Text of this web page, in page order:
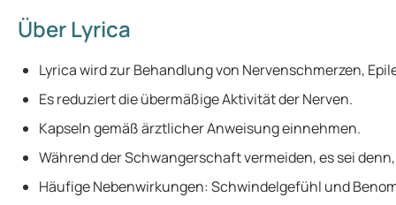
Über Lyrica
Lyrica wird zur Behandlung von Nervenschmerzen,
Es reduziert die übermäßige Aktivität der Nerven.
Kapseln gemäß ärztlicher Anweisung einnehmen.
Während der Schwangerschaft vermeiden, es sei
Häufige Nebenwirkungen: Schwindelgefühl und